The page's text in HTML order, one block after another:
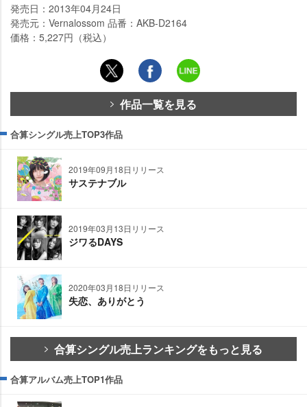
発売日：2013年04月24日
発売元：Vernalossom 品番：AKB-D2164
価格：5,227円（税込）
作品一覧を見る
合算シングル売上TOP3作品
2019年09月18日リリース
サステナブル
2019年03月13日リリース
ジワるDAYS
2020年03月18日リリース
失恋、ありがとう
合算シングル売上ランキングをもっと見る
合算アルバム売上TOP1作品